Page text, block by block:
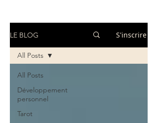
LE BLOG S'inscrire
All Posts
Développement
personnel
Tarot
All Posts